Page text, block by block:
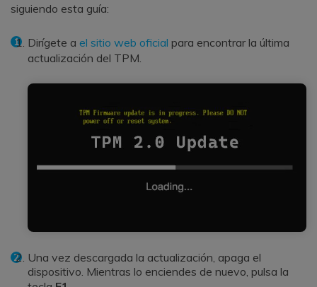
siguiendo esta guía:
Dirígete a el sitio web oficial para encontrar la última
actualización del TPM.
Una vez descargada la actualización, apaga el
dispositivo. Mientras lo enciendes de nuevo, pulsa la